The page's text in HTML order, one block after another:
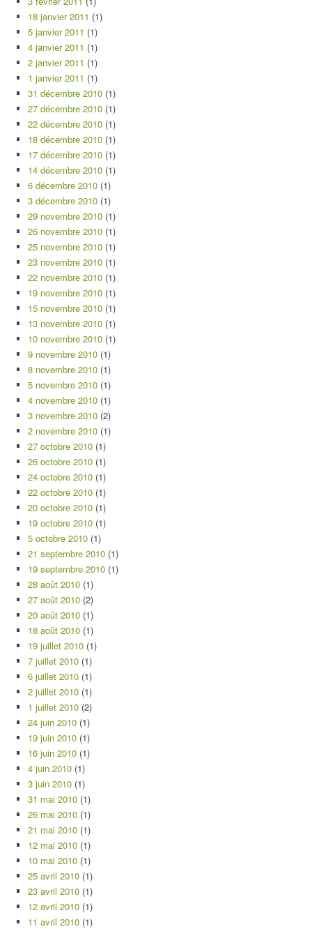
18 janvier 2011 (1)
5 janvier 2011 (1)
4 janvier 2011 (1)
2 janvier 2011 (1)
1 janvier 2011 (1)
31 décembre 2010 (1)
27 décembre 2010 (1)
22 décembre 2010 (1)
18 décembre 2010 (1)
17 décembre 2010 (1)
14 décembre 2010 (1)
6 décembre 2010 (1)
3 décembre 2010 (1)
29 novembre 2010 (1)
26 novembre 2010 (1)
25 novembre 2010 (1)
23 novembre 2010 (1)
22 novembre 2010 (1)
19 novembre 2010 (1)
15 novembre 2010 (1)
13 novembre 2010 (1)
10 novembre 2010 (1)
9 novembre 2010 (1)
8 novembre 2010 (1)
5 novembre 2010 (1)
4 novembre 2010 (1)
3 novembre 2010 (2)
2 novembre 2010 (1)
27 octobre 2010 (1)
26 octobre 2010 (1)
24 octobre 2010 (1)
22 octobre 2010 (1)
20 octobre 2010 (1)
19 octobre 2010 (1)
5 octobre 2010 (1)
21 septembre 2010 (1)
19 septembre 2010 (1)
28 août 2010 (1)
27 août 2010 (2)
20 août 2010 (1)
18 août 2010 (1)
19 juillet 2010 (1)
7 juillet 2010 (1)
6 juillet 2010 (1)
2 juillet 2010 (1)
1 juillet 2010 (2)
24 juin 2010 (1)
19 juin 2010 (1)
16 juin 2010 (1)
4 juin 2010 (1)
3 juin 2010 (1)
31 mai 2010 (1)
26 mai 2010 (1)
21 mai 2010 (1)
12 mai 2010 (1)
10 mai 2010 (1)
25 avril 2010 (1)
23 avril 2010 (1)
12 avril 2010 (1)
11 avril 2010 (1)